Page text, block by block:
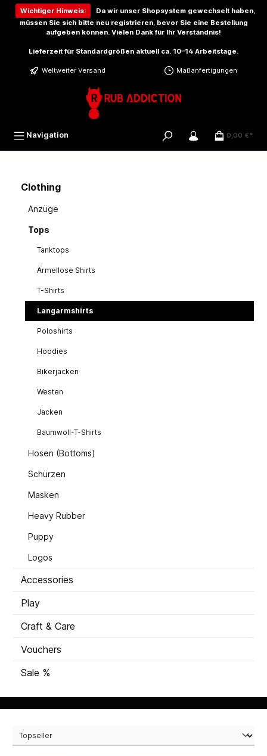
springen
Wichtiger Hinweis:
Da wir unser Shopsystem gewechselt haben,
müssen Sie sich bitte neu registrieren, bevor Sie eine Bestellung
aufgeben können. Vielen Dank für Ihr Verständnis!
Lieferzeit für Standardgrößen aktuell ca. 10–14 Arbeitstage.
Weltweiter Versand Maßanfertigungen
Navigation 0,00 €*
Clothing
Anzüge
Tops
Tanktops
Ärmellose Shirts
T-Shirts
Langarmshirts
Poloshirts
Hoodies
Bikerjacken
Westen
Jacken
Baumwoll-T-Shirts
Hosen (Bottoms)
Schürzen
Masken
Heavy Rubber
Puppy
Logos
Accessories
Play
Craft & Care
Vouchers
Sale %